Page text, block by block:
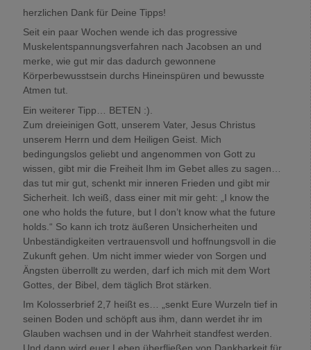
herzlichen Dank für Deine Tipps!
Seit ein paar Wochen wende ich das progressive
Muskelentspannungsverfahren nach Jacobsen an und
merke, wie gut mir das dadurch gewonnene
Körperbewusstsein durchs Hineinspüren und bewusste
Atmen tut.
Ein weiterer Tipp… BETEN :).
Zum dreieinigen Gott, unserem Vater, Jesus Christus
unserem Herrn und dem Heiligen Geist. Mich
bedingungslos geliebt und angenommen von Gott zu
wissen, gibt mir die Freiheit Ihm im Gebet alles zu sagen…
das tut mir gut, schenkt mir inneren Frieden und gibt mir
Sicherheit. Ich weiß, dass einer mit mir geht: „I know the
one who holds the future, but I don’t know what the future
holds.“ So kann ich trotz äußeren Unsicherheiten und
Unbeständigkeiten vertrauensvoll und hoffnungsvoll in die
Zukunft gehen. Um nicht immer wieder von Sorgen und
Ängsten überrollt zu werden, darf ich mich mit dem Wort
Gottes, der Bibel, dem täglich Brot stärken.
Im Kolosserbrief 2,7 heißt es… „senkt Eure Wurzeln tief in
seinen Boden und schöpft aus ihm, dann werdet ihr im
Glauben wachsen und in der Wahrheit standfest werden.